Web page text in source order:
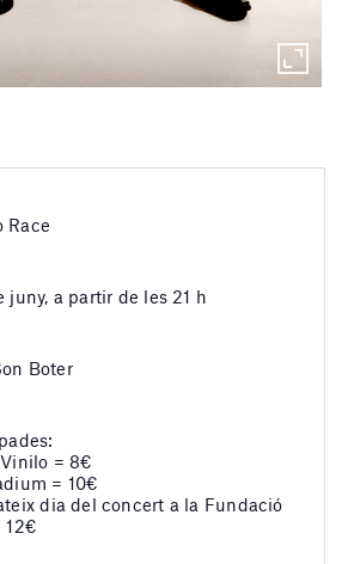
Race
juny, a partir de les 21 h
Boter
= 8€
= 10€
dia del concert a la Fundació
12€